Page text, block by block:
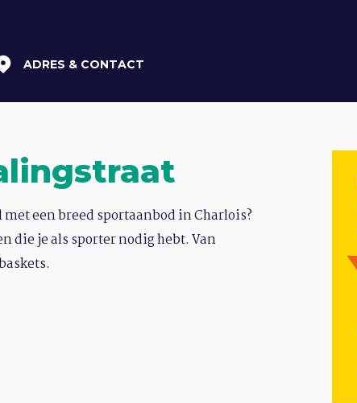
ADRES & CONTACT
een breed sportaanbod in Charlois?
die je als sporter nodig hebt. Van